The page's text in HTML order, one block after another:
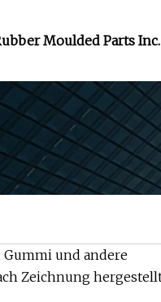
Moulded Parts Inc.